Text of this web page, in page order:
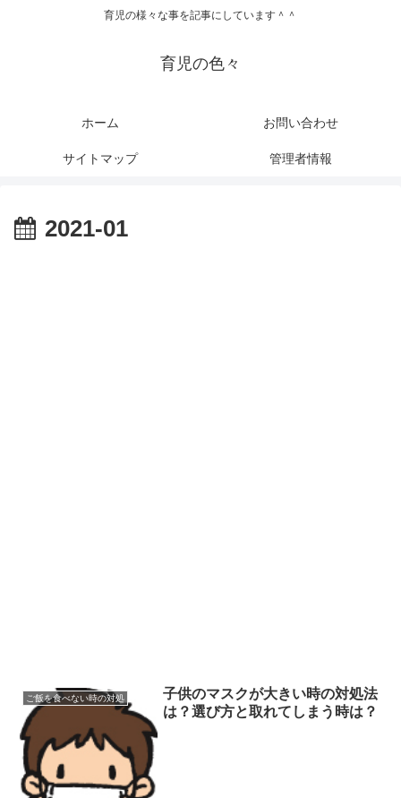
育児の様々な事を記事にしています＾＾
育児の色々
ホーム お問い合わせ
サイトマップ 管理者情報
2021-01
ご飯を食べない時の対処
子供のマスクが大きい時の対処法
は？選び方と取れてしまう時は？